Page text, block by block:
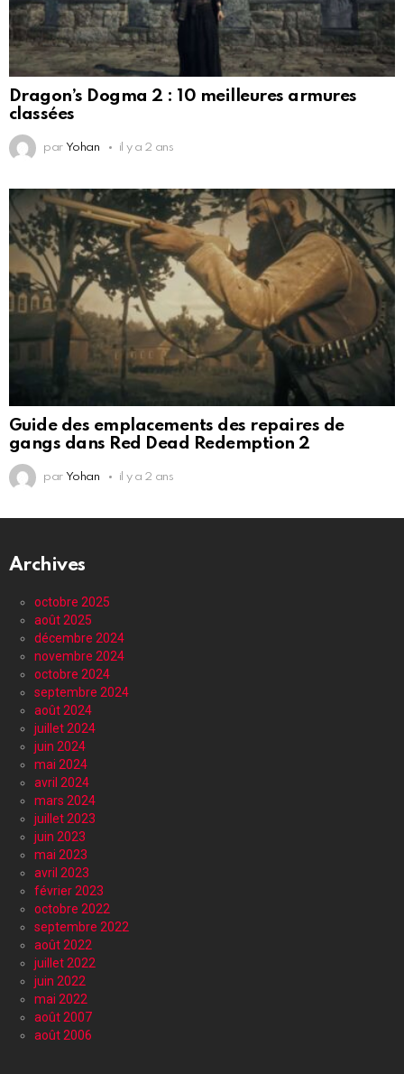
Dragon’s Dogma 2 : 10 meilleures armures
classées
par Yohan il y a 2 ans
Guide des emplacements des repaires de
gangs dans Red Dead Redemption 2
par Yohan il y a 2 ans
Archives
octobre 2025
août 2025
décembre 2024
novembre 2024
octobre 2024
septembre 2024
août 2024
juillet 2024
juin 2024
mai 2024
avril 2024
mars 2024
juillet 2023
juin 2023
mai 2023
avril 2023
février 2023
octobre 2022
septembre 2022
août 2022
juillet 2022
juin 2022
mai 2022
août 2007
août 2006